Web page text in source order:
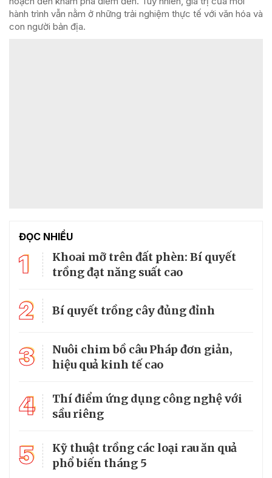
hành trình vẫn nằm ở những trải nghiệm thực tế với văn hóa và
con người bản địa.
ĐỌC NHIỀU
1
Khoai mỡ trên đất phèn: Bí quyết
trồng đạt năng suất cao
2 Bí quyết trồng cây đủng đỉnh
3
Nuôi chim bồ câu Pháp đơn giản,
hiệu quả kinh tế cao
4
Thí điểm ứng dụng công nghệ với
sầu riêng
5
Kỹ thuật trồng các loại rau ăn quả
phổ biến tháng 5